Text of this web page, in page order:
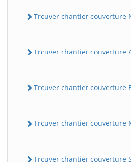
Trouver chantier couverture
Trouver chantier couverture
Trouver chantier couverture
Trouver chantier couverture
Trouver chantier couverture